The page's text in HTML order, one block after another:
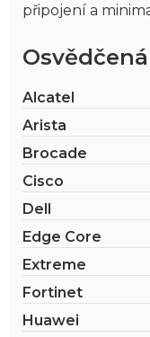
připojení a
Alcatel
Arista
Brocade
Cisco
Dell
Edge Core
Extreme
Fortinet
Huawei